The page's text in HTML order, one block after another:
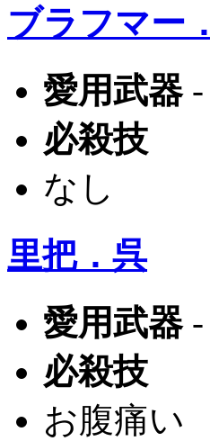
ブラフマー
愛用武器-
必殺技
なし
里把．呉
愛用武器-
必殺技
お腹痛い